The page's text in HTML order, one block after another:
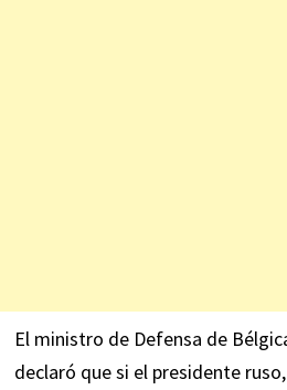
El ministro de Defensa de
declaró que si el presidente